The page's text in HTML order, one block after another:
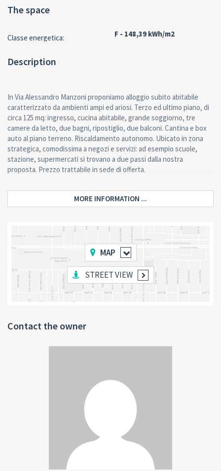
The space
Classe energetica: F - 148,39 kWh/m2
Description
In Via Alessandro Manzoni proponiamo alloggio subito abitabile
caratterizzato da ambienti ampi ed ariosi. Terzo ed ultimo piano, di
circa 125 mq: ingresso, cucina abitabile, grande soggiorno, tre
camere da letto, due bagni, ripostiglio, due balconi. Cantina e box
auto al piano terreno. Riscaldamento autonomo. Ubicato in zona
strategica, comodissima a negozi e servizi: ad esempio scuole,
stazione, supermercati si trovano a due passi dalla nostra
proposta. Prezzo trattabile in sede di offerta.
MORE INFORMATION ...
MAP
STREET VIEW
Contact the owner